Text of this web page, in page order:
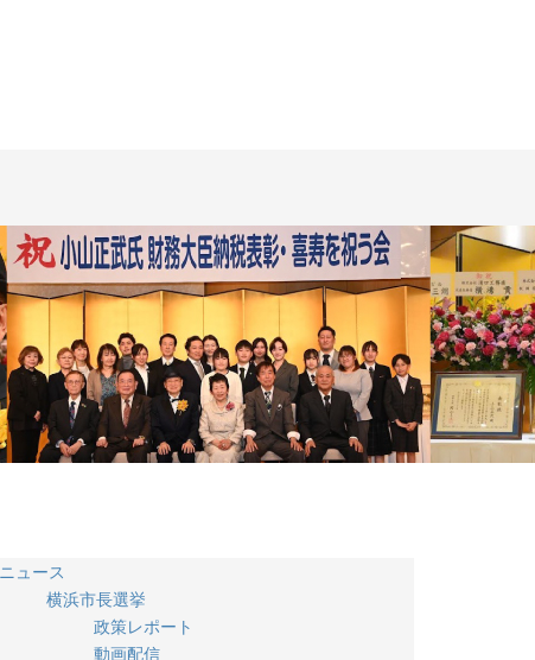
ニュース
横浜市長選挙
政策レポート
動画配信